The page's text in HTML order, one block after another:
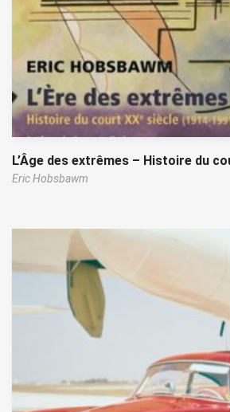
L’Âge des extrêmes – Histoire du
Eric Hobsbawm